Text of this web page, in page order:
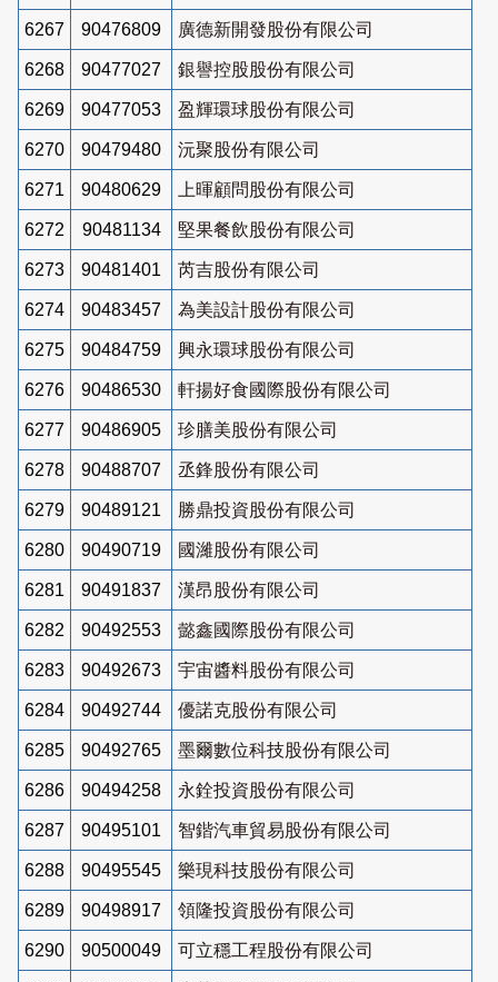
6267 90476809 廣德新開發股份有限公司
6268 90477027 銀譽控股股份有限公司
6269 90477053 盈輝環球股份有限公司
6270 90479480 沅聚股份有限公司
6271 90480629 上暉顧問股份有限公司
6272 90481134 堅果餐飲股份有限公司
6273 90481401 芮吉股份有限公司
6274 90483457 為美設計股份有限公司
6275 90484759 興永環球股份有限公司
6276 90486530 軒揚好食國際股份有限公司
6277 90486905 珍膳美股份有限公司
6278 90488707 丞鋒股份有限公司
6279 90489121 勝鼎投資股份有限公司
6280 90490719 國濰股份有限公司
6281 90491837 漢昂股份有限公司
6282 90492553 懿鑫國際股份有限公司
6283 90492673 宇宙醬料股份有限公司
6284 90492744 優諾克股份有限公司
6285 90492765 墨爾數位科技股份有限公司
6286 90494258 永銓投資股份有限公司
6287 90495101 智鍇汽車貿易股份有限公司
6288 90495545 樂現科技股份有限公司
6289 90498917 領隆投資股份有限公司
6290 90500049 可立穩工程股份有限公司